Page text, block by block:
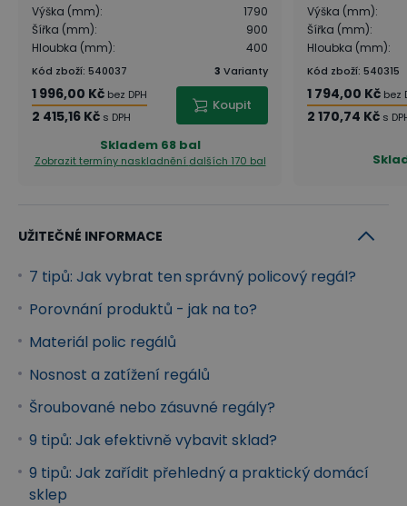
Výška (mm):
1790
Šířka (mm):
900
Hloubka (mm): 400
Kód zboží: 540037 3 Varianty
1 996,00 Kč bez DPH
2 415,16 Kč s DPH
Koupit
Skladem 68 bal
Zobrazit termíny naskladnění dalších 170 bal
Výška (mm):
Šířka (mm):
Hloubka (mm):
Kód zboží: 540315
1 794,00 Kč bez
2 170,74 Kč s
UŽITEČNÉ INFORMACE
7 tipů: Jak vybrat ten správný policový regál?
Porovnání produktů - jak na to?
Materiál polic regálů
Nosnost a zatížení regálů
Šroubované nebo zásuvné regály?
9 tipů: Jak efektivně vybavit sklad?
9 tipů: Jak zařídit přehledný a praktický domácí
sklep